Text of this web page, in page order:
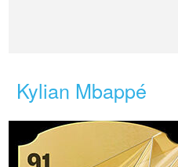
Kylian Mbappé